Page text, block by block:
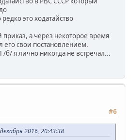
редко это ходатайство
приказ, а через некоторое время
свои постановлением.
б/ я лично никогда не встречал...
#6
2016, 20:43:38